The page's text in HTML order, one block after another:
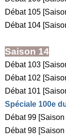
Débat 105
Débat 104
Saison 14
Débat 103
Débat 102
Débat 101
Spéciale 100e
Débat 99
Débat 98